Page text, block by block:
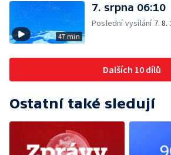
47 min
7. srpna 06:10
Poslední vysílání 7. 8.
Dalších 10 dílů
Ostatní také sledují